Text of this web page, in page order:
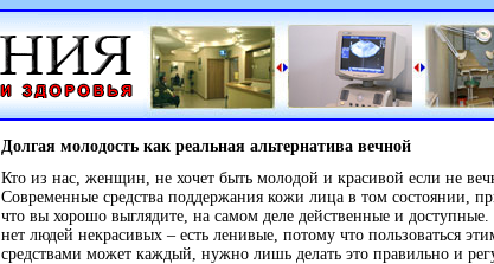
Долгая молодость как реальная альтернатива вечной
Кто из нас, женщин, не хочет быть молодой и красивой если не
Современные средства поддержания кожи лица в том состоянии,
что вы хорошо выглядите, на самом деле действенные и доступные.
нет людей некрасивых – есть ленивые, потому что пользоваться
средствами может каждый, нужно лишь делать это правильно и